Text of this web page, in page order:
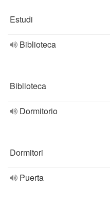
Estudi
Biblioteca
Biblioteca
Dormitorio
Dormitori
Puerta